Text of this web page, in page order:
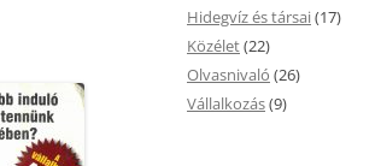
Hidegvíz és társai(17)
Közélet(22)
Olvasnivaló (26)
Vállalkozás(9)